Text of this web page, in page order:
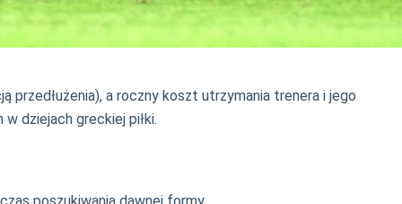
przedłużenia), a roczny koszt utrzymania trenera i jego
dziejach greckiej piłki.